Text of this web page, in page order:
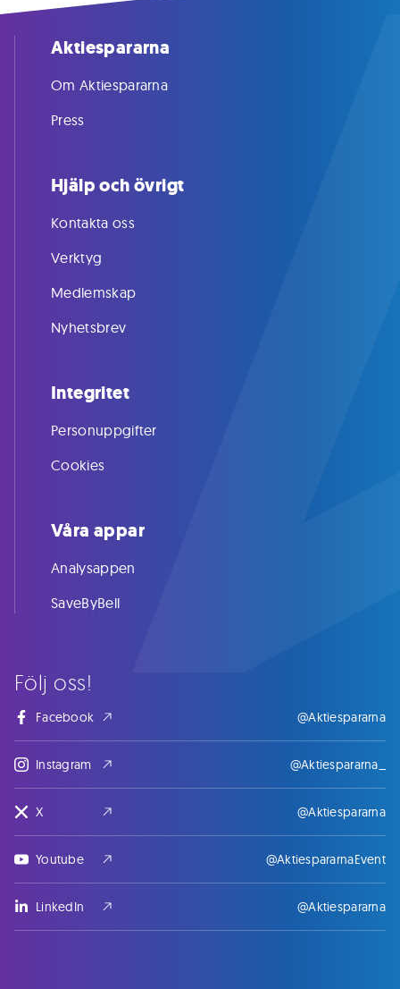
Följ oss!
Facebook @Aktiespararna
Instagram @Aktiespararna_
X @Aktiespararna
Youtube @AktiespararnaEvent
LinkedIn @Aktiespararna
Aktiespararna
Om Aktiespararna
Press
Hjälp och övrigt
Kontakta oss
Verktyg
Medlemskap
Nyhetsbrev
Integritet
Personuppgifter
Cookies
Våra appar
Analysappen
SaveByBell